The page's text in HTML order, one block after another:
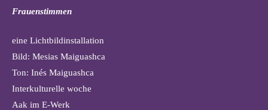
Frauenstimmen
eine Lichtbildinstallation
Bild: Mesias Maiguashca
Ton: Inés Maiguashca
Interkulturelle woche
Aak im E-Werk